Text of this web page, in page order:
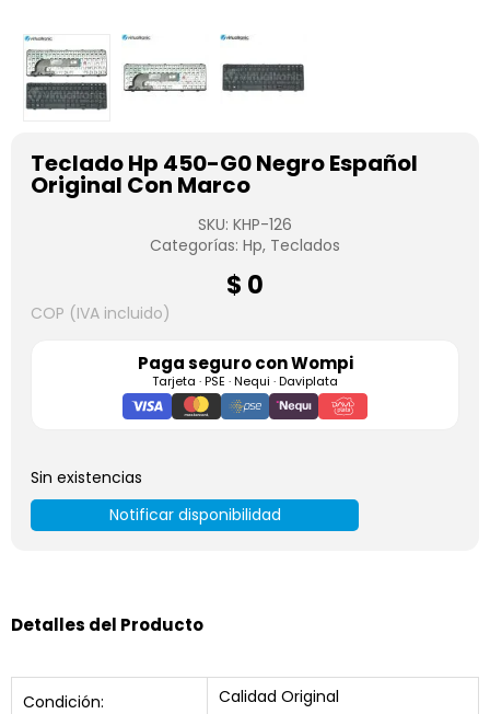
Teclado Hp 450-G0 Negro Español
Original Con Marco
SKU: KHP-126
Categorías: Hp, Teclados
$ 0
COP (IVA incluido)
Paga seguro conWompi
Tarjeta · PSE · Nequi · Daviplata
Sin existencias
Notificar disponibilidad
Detalles del Producto
Condición: Calidad Original